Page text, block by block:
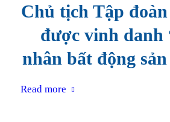
Chủ tịch Tập
được vinh danh
nhân bất động
Read more